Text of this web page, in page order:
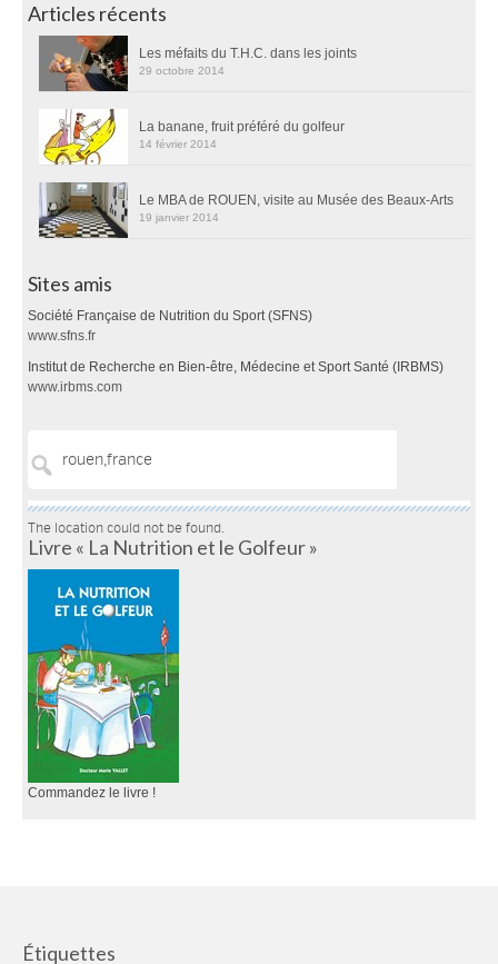
Articles récents
Les méfaits du T.H.C. dans les joints
29 octobre 2014
La banane, fruit préféré du golfeur
14 février 2014
Le MBA de ROUEN, visite au Musée des Beaux-Arts
19 janvier 2014
Sites amis
Société Française de Nutrition du Sport (SFNS)
www.sfns.fr
Institut de Recherche en Bien-être, Médecine et Sport Santé (IRBMS)
www.irbms.com
The location could not be found.
Livre « La Nutrition et le Golfeur »
Commandez le livre !
Étiquettes